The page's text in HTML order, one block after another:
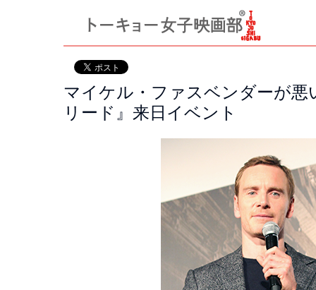
マイケル・ファスベンダーが悪
リード』来日イベント